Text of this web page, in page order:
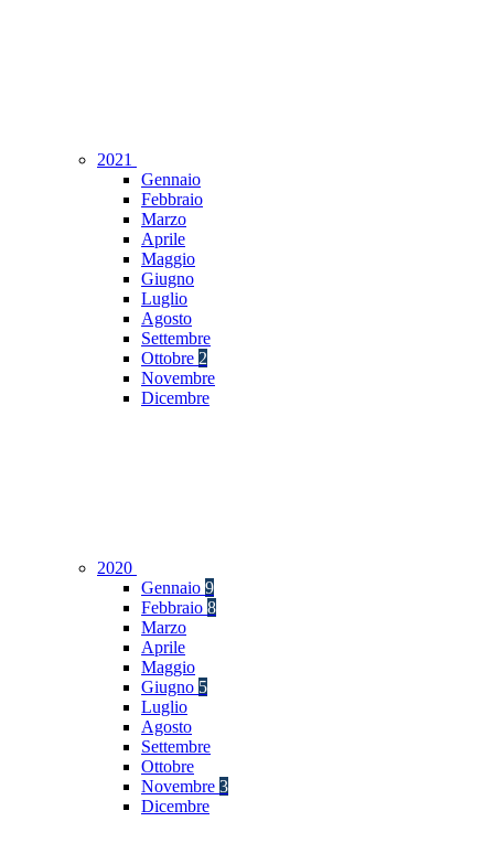
2021
Gennaio
Febbraio
Marzo
Aprile
Maggio
Giugno
Luglio
Agosto
Settembre
Ottobre 2
Novembre
Dicembre
2020
Gennaio 9
Febbraio 8
Marzo
Aprile
Maggio
Giugno 5
Luglio
Agosto
Settembre
Ottobre
Novembre 3
Dicembre